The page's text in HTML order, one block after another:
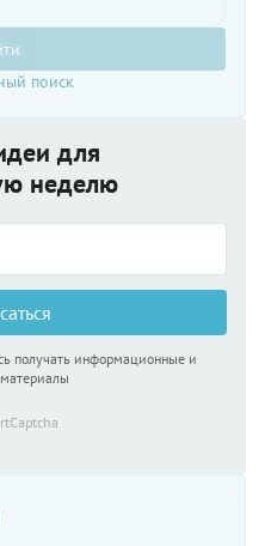
поиск
для
неделю
получать информационные и